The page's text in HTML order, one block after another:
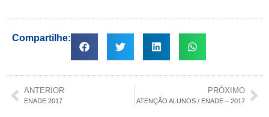
Compartilhe:
ANTERIOR
ENADE 2017
PRÓXIMO
ATENÇÃO ALUNOS / ENADE – 2017